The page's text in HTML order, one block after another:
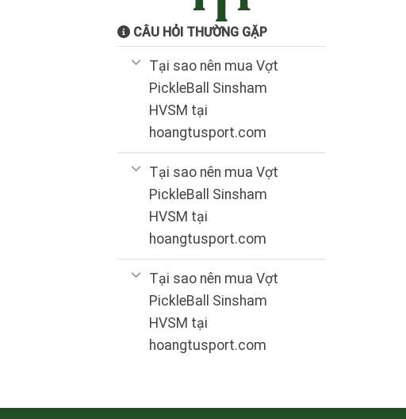
CÂU HỎI THƯỜNG GẶP
Tại sao nên mua Vợt
PickleBall Sinsham
HVSM tại
hoangtusport.com
Tại sao nên mua Vợt
PickleBall Sinsham
HVSM tại
hoangtusport.com
Tại sao nên mua Vợt
PickleBall Sinsham
HVSM tại
hoangtusport.com